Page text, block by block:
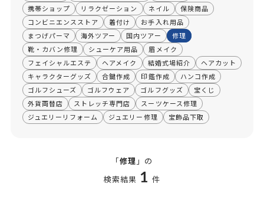
携帯ショップ
リラクゼーション ネイル
保険商品
コンビニエンスストア
着付け
お手入れ用品
まつげパーマ
海外ツアー 国内ツアー
修理
靴・カバン修理
シューケア用品
眉メイク
フェイシャルエステ
ヘアメイク 結婚式場紹介
ヘアカット
キャラクターグッズ
合鍵作成 印鑑作成
ハンコ作成
ゴルフシューズ
ゴルフウェア ゴルフグッズ
宝くじ
外貨両替店
ストレッチ専門店
スーツケース修理
ジュエリーリフォーム
ジュエリー修理 宝飾品下取
「修理 」の
検索結果 1 件